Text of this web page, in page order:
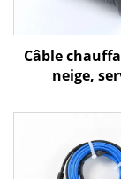
Câble
neige,